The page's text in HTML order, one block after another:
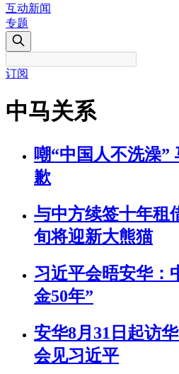
互动新闻
专题
订阅
中马关系
嘲“中国人不洗澡”
歉
与中方续签十年租
旬将迎新大熊猫
习近平会晤安华：
金50年”
安华8月31日起访
会见习近平